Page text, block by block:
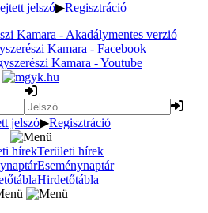
jelszó▶Regisztráció
jelszó▶Regisztráció
Területi hírek
Eseménynaptár
Hirdetőtábla